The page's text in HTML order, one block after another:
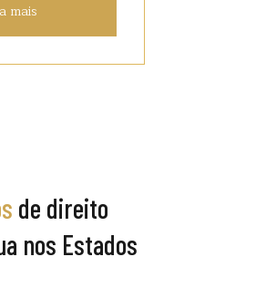
mais
de direito
nos Estados